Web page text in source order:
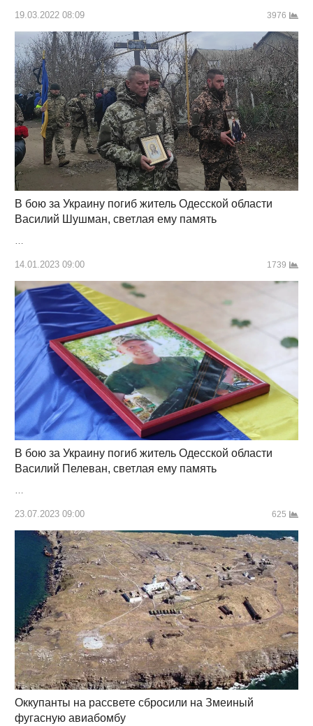
19.03.2022 08:09 3976
В бою за Украину погиб житель Одесской области
Василий Шушман, светлая ему память
…
14.01.2023 09:00 1739
В бою за Украину погиб житель Одесской области
Василий Пелеван, светлая ему память
…
23.07.2023 09:00 625
Оккупанты на рассвете сбросили на Змеиный
фугасную авиабомбу